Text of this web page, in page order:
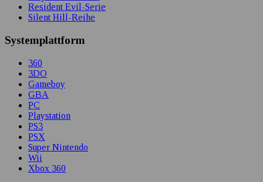
Resident Evil-Serie
Silent Hill-Reihe
Systemplattform
360
3DO
Gameboy
GBA
PC
Playstation
PS3
PSX
Super Nintendo
Wii
Xbox 360